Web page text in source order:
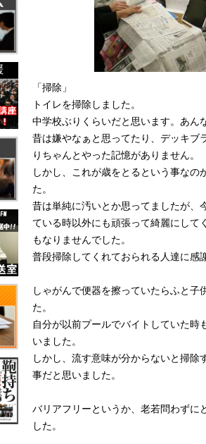
「掃除」
トイレを掃除しました。
中学校ぶりくらいだと思います。あん
昔は嫌やなぁと思ってたり、デッキブ
りちゃんとやった記憶がありません。
しかし、これが歳をとるという事な
た。
昔は単純に汚いとか思ってましたが、
ている時以外にも頑張って綺麗にして
もなりませんでした。
普段掃除してくれておられる人達に感
しゃがんで便器を擦っていたらふと
た。
自分が以前プールでバイトしていた時
いました。
しかし、流す意味が分からないと掃
事だと思いました。
バリアフリーというか、老若問わずに
した。